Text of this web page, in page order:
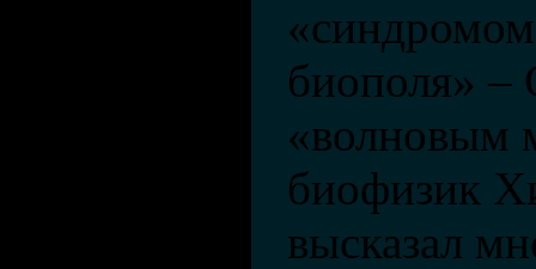
биополя» –
«волновым
биофизик
высказал